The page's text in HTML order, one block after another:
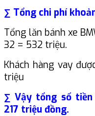
∑ Tổng chi phí
Tổng lăn bánh xe
32 = 532 triệu.
Khách hàng vay
triệu
∑ Vậy tổng số
217 triệu đồng.